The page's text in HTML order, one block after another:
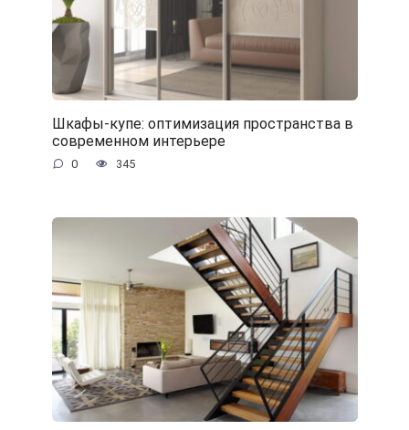
Шкафы-купе: оптимизация пространства в
современном интерьере
0 345